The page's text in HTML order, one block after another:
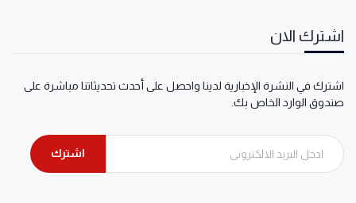
اشترك الان
اشترك في النشرة الإخبارية لدينا واحصل على أحدث تحديثاتنا مباشرة على
صندوق الوارد الخاص بك.
اشترك